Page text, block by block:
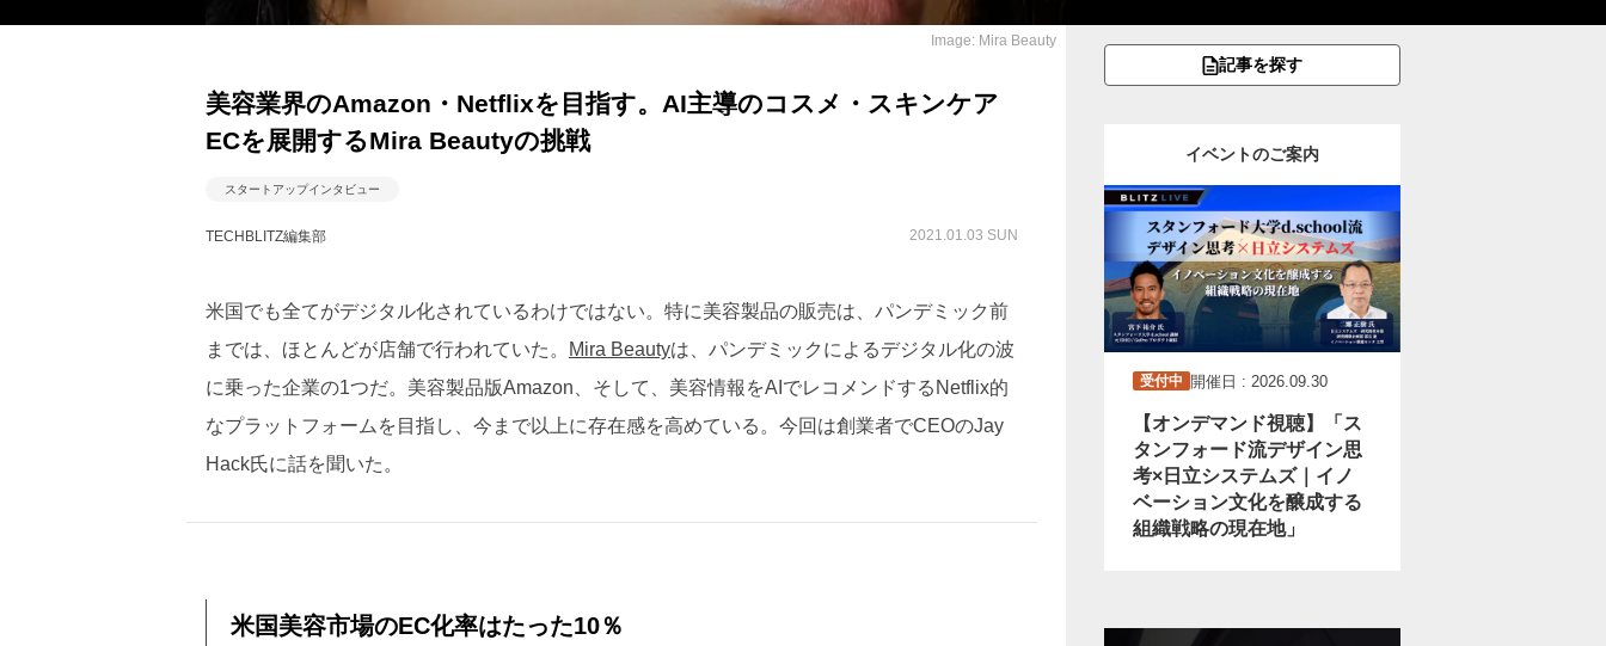
Image: Mira Beauty
美容業界のAmazon・Netflixを目指す。AI主導のコスメ・スキンケア
ECを展開するMira Beautyの挑戦
スタートアップインタビュー
TECHBLITZ編集部 2021.01.03 SUN
米国でも全てがデジタル化されているわけではない。特に美容製品の販売は、パンデミック前
までは、ほとんどが店舗で行われていた。
Mira Beautyは、パンデミックによるデジタル化の波
に乗った企業の1つだ。美容製品版Amazon、そして、美容情報をAIでレコメンドするNetflix的
なプラットフォームを目指し、今まで以上に存在感を高めている。今回は創業者でCEOのJay
Hack氏に話を聞いた。
米国美容市場のEC化率はたった10％
記事を探す
イベントのご案内
受付中 開催日 : 2026.09.30
【オンデマンド視聴】「ス
タンフォード流デザイン思
考×日立システムズ｜イノ
ベーション文化を醸成する
組織戦略の現在地」